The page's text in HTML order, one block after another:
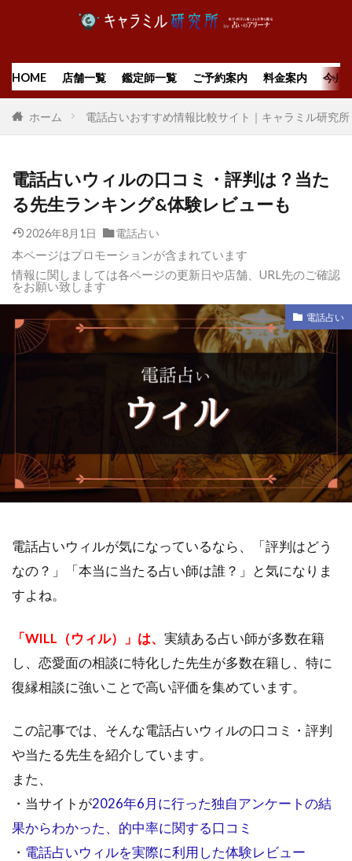
HOME 店舗一覧 鑑定師一覧 ご予約案内 料金案内 今月
ホーム 電話占いおすすめ情報比較サイト｜キャラミル研究所
電話占いウィルの口コミ・評判は？当た
る先生ランキング&体験レビューも
2026年8月1日 電話占い
本ページはプロモーションが含まれています
情報に関しましては各ページの更新日や店舗、URL先のご確認
をお願い致します
電話占い
電話占いウィルが気になっているなら、「評判はどう
なの？」「本当に当たる占い師は誰？」と気になりま
すよね。
「WILL（ウィル）」は、 実績ある占い師が多数在籍
し、恋愛面の相談に特化した先生が多数在籍し、特に
復縁相談に強いことで高い評価を集めています。
この記事では、そんな電話占いウィルの口コミ・評判
や当たる先生を紹介しています。
また、
・当サイトが2026年6月に行った独自アンケートの結
果からわかった、的中率に関する口コミ
・ 電話占いウィルを実際に利用した体験レビュー